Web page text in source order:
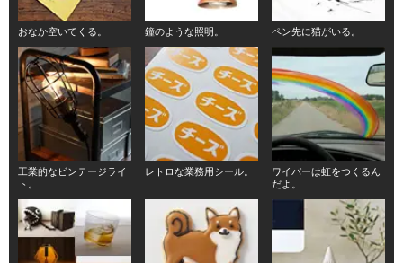
おなか空いてくる。 鐘のような照明。 ペン先に猫がいる。
工業的なビンテージライ
ト。
レトロな業務用シール。
ワイパーは虹をつくるん
だよ。